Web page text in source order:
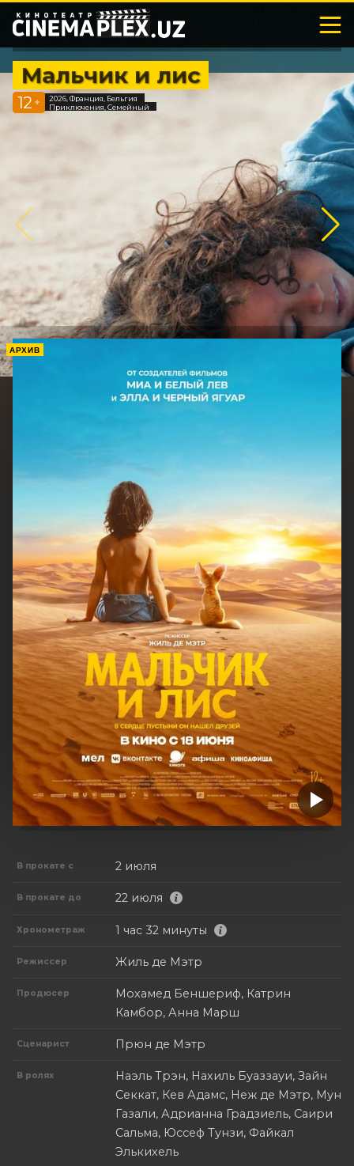
Мальчик и лис
12 +
2026, Франция, Бельгия
Приключения, Семейный
АРХИВ
В прокате с 2 июля
В прокате до 22 июля
Хронометраж 1 час 32 минуты
Режиссер Жиль де Мэтр
Продюсер
Мохамед Беншериф, Катрин
Камбор, Анна Марш
Сценарист Прюн де Мэтр
В ролях
Наэль Трэн, Нахиль Буаззауи, Зайн
Секкат, Кев Адамс, Неж де Мэтр, Мун
Газали, Адрианна Градзиель, Саири
Сальма, Юссеф Тунзи, Файкал
Элькихель